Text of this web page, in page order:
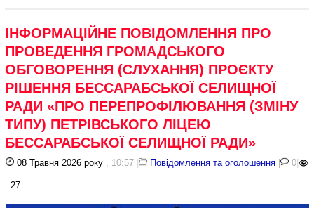
ІНФОРМАЦІЙНЕ ПОВІДОМЛЕННЯ ПРО
ПРОВЕДЕННЯ ГРОМАДСЬКОГО
ОБГОВОРЕННЯ (СЛУХАННЯ) ПРОЄКТУ
РІШЕННЯ БЕССАРАБСЬКОЇ СЕЛИЩНОЇ
РАДИ «ПРО ПЕРЕПРОФІЛЮВАННЯ (ЗМІНУ
ТИПУ) ПЕТРІВСЬКОГО ЛІЦЕЮ
БЕССАРАБСЬКОЇ СЕЛИЩНОЇ РАДИ»
08 Травня 2026 року , 10:57 | Повідомлення та оголошення | 0 |
27